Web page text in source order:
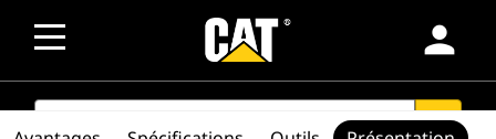
person
SEARCH search